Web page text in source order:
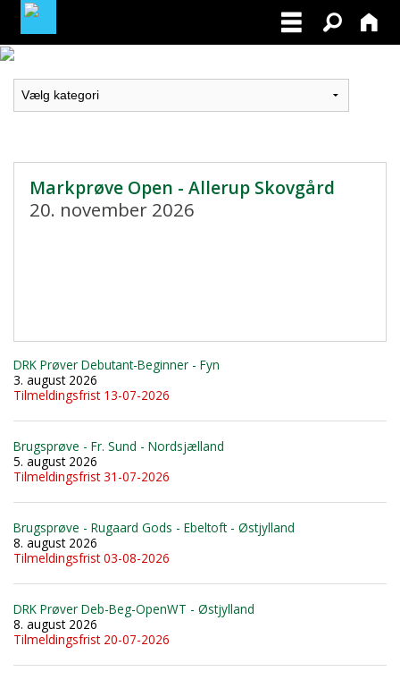
LOGIN / PROFIL
Markprøve Open - Allerup Skovgård
20. november 2026
DRK Prøver Debutant-Beginner - Fyn
3. august 2026
Tilmeldingsfrist 13-07-2026
Brugsprøve - Fr. Sund - Nordsjælland
5. august 2026
Tilmeldingsfrist 31-07-2026
Brugsprøve - Rugaard Gods - Ebeltoft - Østjylland
8. august 2026
Tilmeldingsfrist 03-08-2026
DRK Prøver Deb-Beg-OpenWT - Østjylland
8. august 2026
Tilmeldingsfrist 20-07-2026